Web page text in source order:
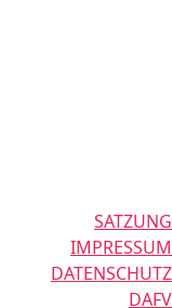
SATZUNG
IMPRESSUM
DATENSCHUTZ
DAFV